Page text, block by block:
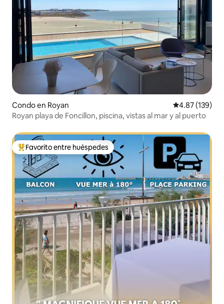
Condo en Royan Calificación
4.87 (139)
Royan playa de Foncillon, piscina, vistas al mar y al puerto
Favorito entre huéspedes preferido
Favorito entre huéspedes